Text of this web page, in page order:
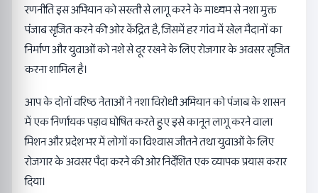
रणनीति इस अभियान को सख्ती से लागू करने के माध्यम से नशा मुक्त
पंजाब सृजित करने की ओर केंद्रित है, जिसमें हर गांव में खेल मैदानों का
निर्माण और युवाओं को नशे से दूर रखने के लिए रोजगार के अवसर सृजित
करना शामिल है।
आप के दोनों वरिष्ठ नेताओं ने नशा विरोधी अभियान को पंजाब के शासन
में एक निर्णायक पड़ाव घोषित करते हुए इसे कानून लागू करने वाला
मिशन और प्रदेश भर में लोगों का विश्वास जीतने तथा युवाओं के लिए
रोजगार के अवसर पैदा करने की ओर निर्देशित एक व्यापक प्रयास करार
दिया।